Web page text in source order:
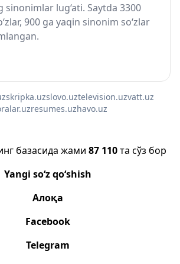
sinonimlar lug‘ati. Saytda 3300
900 ga yaqin sinonim so‘zlar
skripka.uzslovo.uztelevision.uzvatt.uz
resumes.uzhavo.uz
базасида жами 87 110та сўз бор
Yangi so‘z qo‘shish
Алоқа
Facebook
Telegram